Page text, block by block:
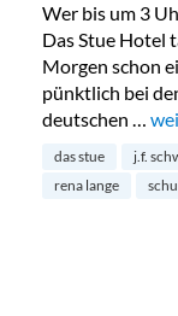
Wer bis um 3
Das Stue Hotel
Morgen schon
pünktlich bei
deutschen …
das stue j.f.
rena lange